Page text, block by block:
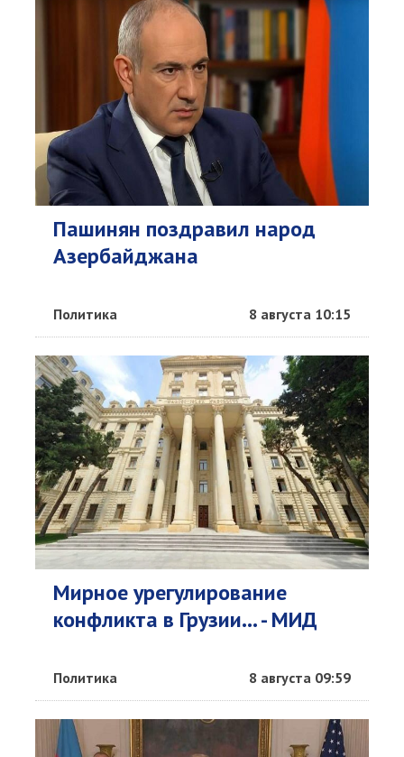
Пашинян поздравил народ
Азербайджана
Политика 8 августа 10:15
Мирное урегулирование
конфликта в Грузии... - МИД
Политика 8 августа 09:59